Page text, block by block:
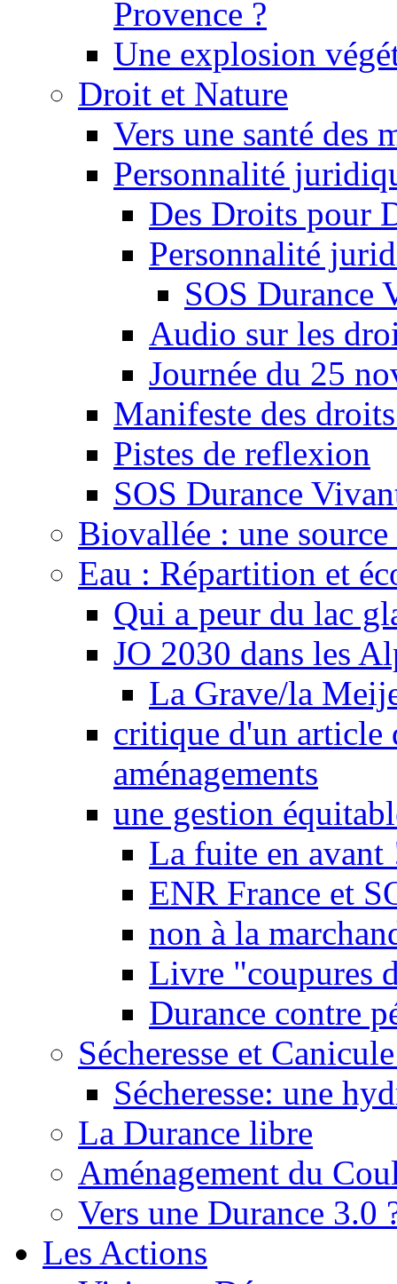
Provence ?
Une explosion
Droit et Nature
Vers une santé des
Personnalité
Des Droits pour
Personnalité
SOS Durance
Audio sur les
Journée du 25
Manifeste des
Pistes de reflexion
SOS Durance
Biovallée : une
Eau : Répartition et
Qui a peur du lac
JO 2030 dans les
La Grave/la
critique d'un article
aménagements
une gestion
La fuite en avant
ENR France et
non à la
Livre "coupures
Durance contre
Sécheresse et
Sécheresse: une
La Durance libre
Aménagement du
Vers une Durance 3.0
Les Actions